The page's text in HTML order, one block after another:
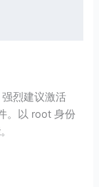
烈建议激活
。以 root 身份